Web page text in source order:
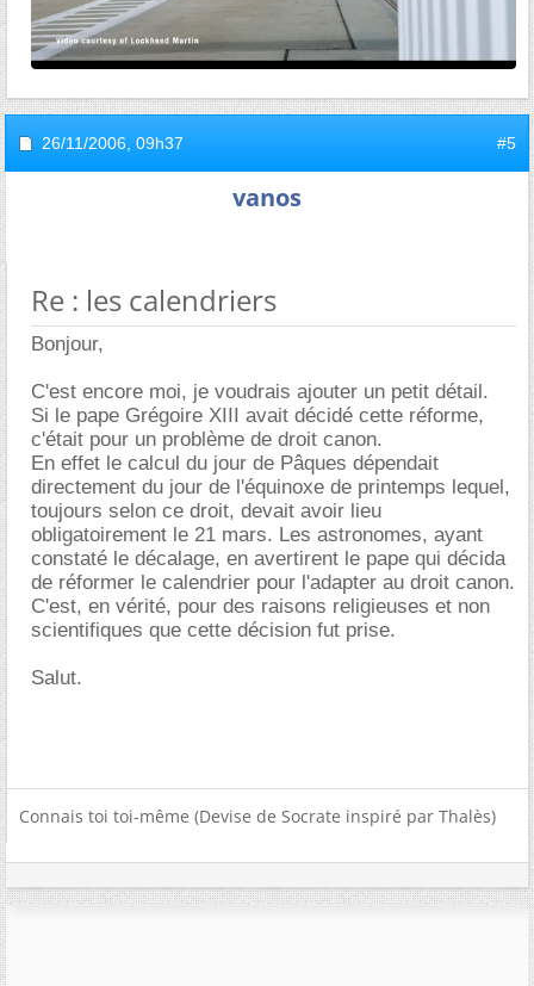
26/11/2006, 09h37 #5
vanos
Re : les calendriers
Bonjour,
C'est encore moi, je voudrais ajouter un petit détail.
Si le pape Grégoire XIII avait décidé cette réforme,
c'était pour un problème de droit canon.
En effet le calcul du jour de Pâques dépendait
directement du jour de l'équinoxe de printemps lequel,
toujours selon ce droit, devait avoir lieu
obligatoirement le 21 mars. Les astronomes, ayant
constaté le décalage, en avertirent le pape qui décida
de réformer le calendrier pour l'adapter au droit canon.
C'est, en vérité, pour des raisons religieuses et non
scientifiques que cette décision fut prise.
Salut.
Connais toi toi-même (Devise de Socrate inspiré par Thalès)